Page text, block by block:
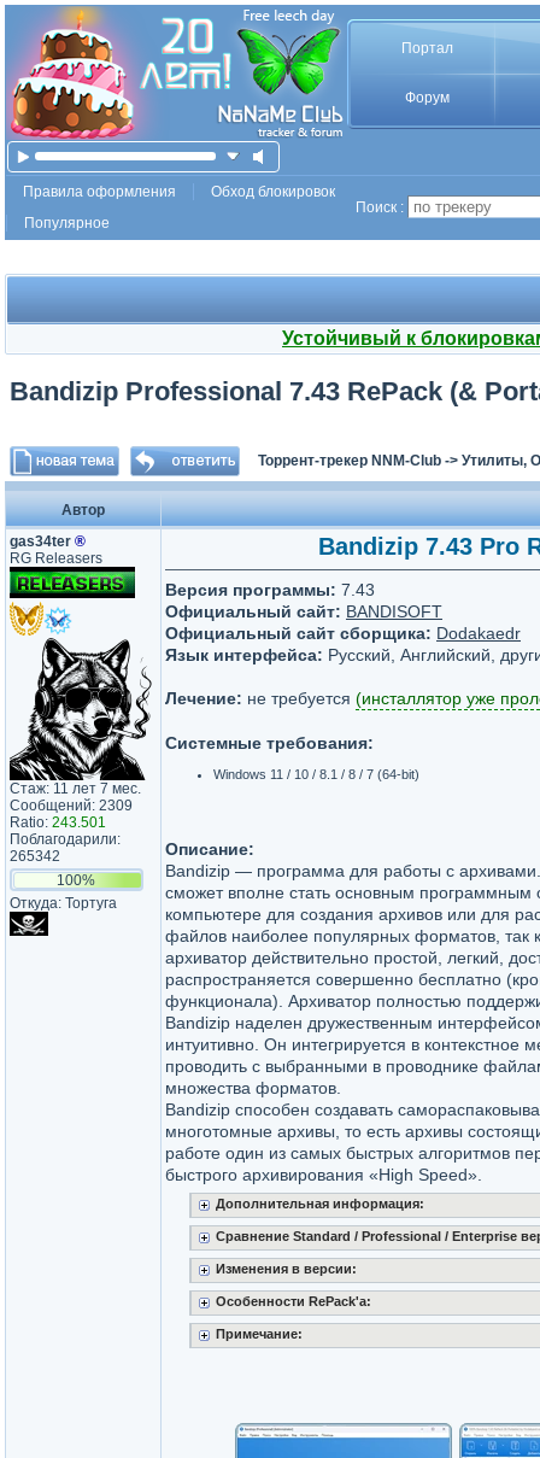
Портал
Форум
Правила оформления
Обход блокировок
Популярное
Поиск :
Устойчивый к
Bandizip Professional 7.43 RePack (&
Торрент-трекер NNM-Club -> Утилиты,
Автор
gas34ter ®
RG Releasers
Стаж: 11 лет 7 мес.
Сообщений: 2309
Ratio: 243.501
Поблагодарили:
265342
100%
Откуда: Тортуга
Bandizip 7.43 Pro
Версия программы: 7.43
Официальный сайт: BANDISOFT
Официальный сайт сборщика: Dodakaedr
Язык интерфейса: Русский, Английский,
Лечение: не требуется (инсталлятор уже
Системные требования:
Windows 11 / 10 / 8.1 / 8 / 7 (64-bit)
Описание:
Bandizip — программа для работы с
сможет вполне стать основным программным
компьютере для создания архивов или для
файлов наиболее популярных форматов, так
архиватор действительно простой, легкий,
распространяется совершенно бесплатно
функционала). Архиватор полностью
Bandizip наделен дружественным
интуитивно. Он интегрируется в
проводить с выбранными в проводнике
множества форматов.
Bandizip способен создавать
многотомные архивы, то есть архивы
работе один из самых быстрых алгоритмов
быстрого архивирования «High Speed».
Дополнительная информация:
Сравнение Standard / Professional / Enterprise
Изменения в версии:
Особенности RePack'a:
Примечание: